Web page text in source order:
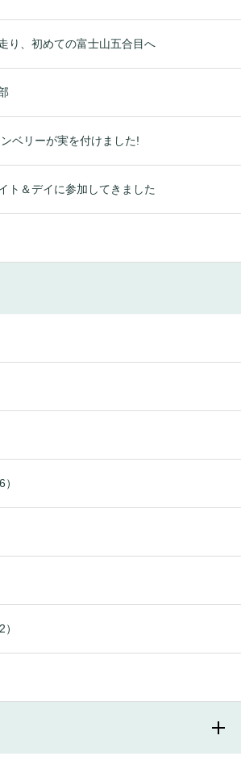
り、初めての富士山五合目へ
ベリーが実を付けました!
ト＆デイに参加してきました